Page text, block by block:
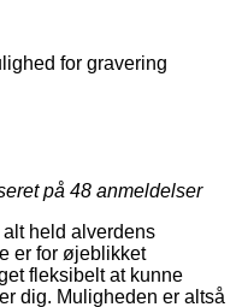
for gravering
på 48 anmeldelser
held alverdens
er for øjeblikket
fleksibelt at kunne
dig. Muligheden er altså